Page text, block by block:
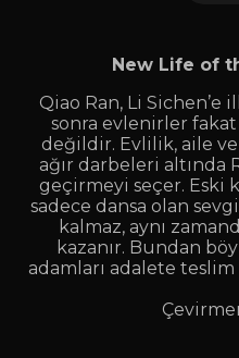
New Life of
Qiao Ran, Li Sichen’e
sonra evlenirler
değildir. Evlilik, aile ve
ağır darbeleri
geçirmeyi seçer. Eski
sadece dansa olan
kalmaz, aynı
kazanır. Bundan
adamları adalete